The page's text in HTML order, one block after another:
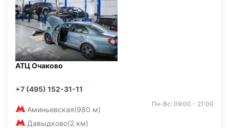
АТЦ Очаково
+7 (495) 152-31-11
Аминьевская(980 м)
Давыдково(2 км)
Пн-Вс: 09:00 - 21:00